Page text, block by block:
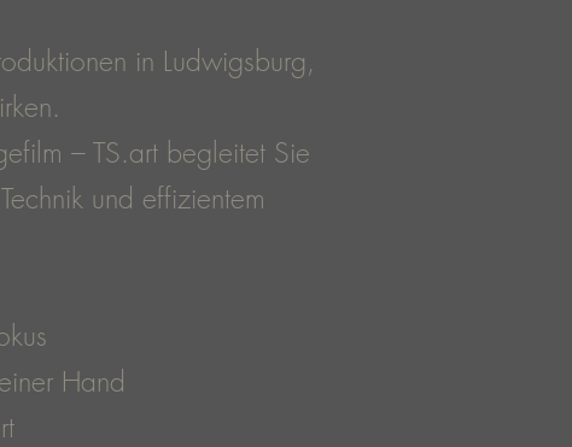
in Ludwigsburg,
– TS.art begleitet Sie
und effizientem
Hand